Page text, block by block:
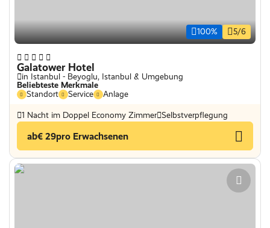
100% 5/6
Galatower Hotel
in Istanbul - Beyoglu, Istanbul & Umgebung
Beliebteste Merkmale
Standort
Service Anlage
1 Nacht im Doppel Economy Zimmer Selbstverpflegung
ab€ 29pro Erwachsenen